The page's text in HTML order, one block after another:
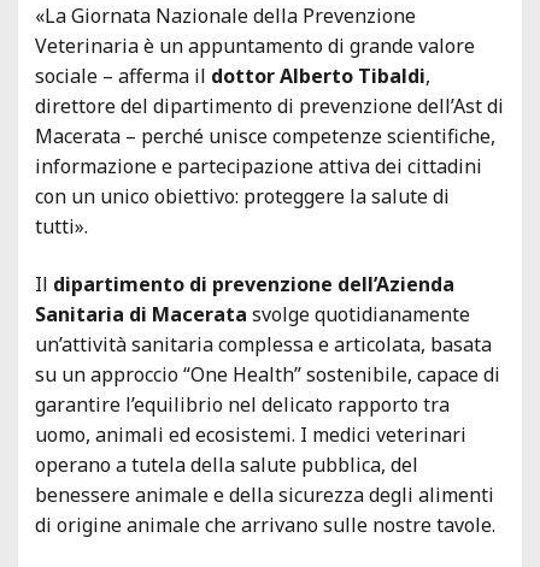
«La Giornata Nazionale della Prevenzione
Veterinaria è un appuntamento di grande valore
sociale – afferma il dottor Alberto Tibaldi,
direttore del dipartimento di prevenzione dell’Ast di
Macerata – perché unisce competenze scientifiche,
informazione e partecipazione attiva dei cittadini
con un unico obiettivo: proteggere la salute di
tutti».
Il dipartimento di prevenzione dell’Azienda
Sanitaria di Macerata svolge quotidianamente
un’attività sanitaria complessa e articolata, basata
su un approccio “One Health” sostenibile, capace di
garantire l’equilibrio nel delicato rapporto tra
uomo, animali ed ecosistemi. I medici veterinari
operano a tutela della salute pubblica, del
benessere animale e della sicurezza degli alimenti
di origine animale che arrivano sulle nostre tavole.